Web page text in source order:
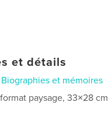
et détails
Biographies et mémoires
paysage, 33×28 cm